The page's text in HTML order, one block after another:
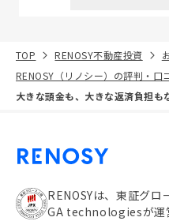
TOP RENOSY不動産投資
RENOSY（リノシー）の評判・口
大きな頭金も、大きな返済負担も
RENOSYは、東証グロ
GA technologiesが運